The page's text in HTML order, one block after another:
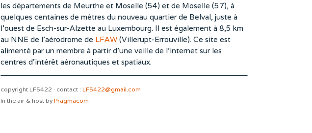
les départements de Meurthe et Moselle (54) et de Moselle (57), à
quelques centaines de mètres du nouveau quartier de Belval, juste à
l’ouest de Esch-sur-Alzette au Luxembourg. Il est également à 8,5 km
au NNE de l’aérodrome de LFAW(Villerupt-Errouville). Ce site est
alimenté par un membre à partir d’une veille de l’internet sur les
centres d’intérêt aéronautiques et spatiaux.
copyright LF5422 · contact : LF5422@gmail.com
In the air & host byPragmacom